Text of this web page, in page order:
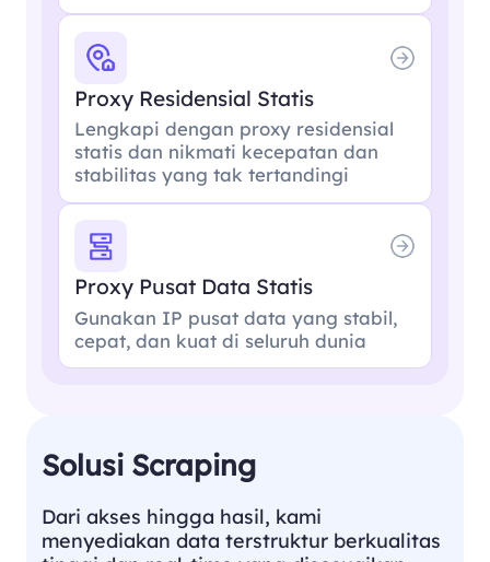
Proxy Residensial Statis
Lengkapi dengan proxy residensial
statis dan nikmati kecepatan dan
stabilitas yang tak tertandingi
Proxy Pusat Data Statis
Gunakan IP pusat data yang stabil,
cepat, dan kuat di seluruh dunia
Solusi Scraping
Dari akses hingga hasil, kami
menyediakan data terstruktur berkualitas